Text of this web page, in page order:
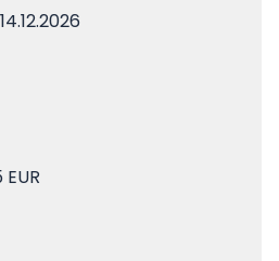
14.12.2026
EUR